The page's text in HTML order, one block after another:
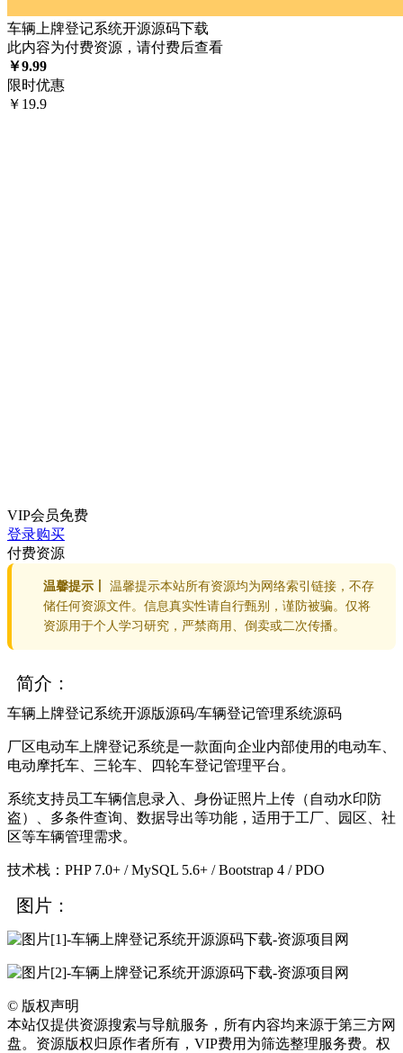
车辆上牌登记系统开源源码下载
此内容为付费资源，请付费后查看
￥9.99
限时优惠
￥ 19.9
VIP会员免费
登录购买
付费资源
温馨提示丨
温馨提示本站所有资源均为网络索引链接，不存
储任何资源文件。信息真实性请自行甄别，谨防被骗。仅将
资源用于个人学习研究，严禁商用、倒卖或二次传播。
简介：
车辆上牌登记系统开源版源码/车辆登记管理系统源码
厂区电动车上牌登记系统是一款面向企业内部使用的电动车、
电动摩托车 、三轮车、四轮车登记管理平台。
系统支持员工车辆信息录入、身份证照片上传（自动水印防
盗）、多条件查询、数据导出等功能，适用于工厂、园区、社
区等车辆管理需求。
技术栈：PHP 7.0+ / MySQL 5.6+ / Bootstrap 4 / PDO
图片：
© 版权声明
本站仅提供资源搜索与导航服务，所有内容均来源于第三方网
盘。资源版权归原作者所有，VIP费用为筛选整理服务费。权